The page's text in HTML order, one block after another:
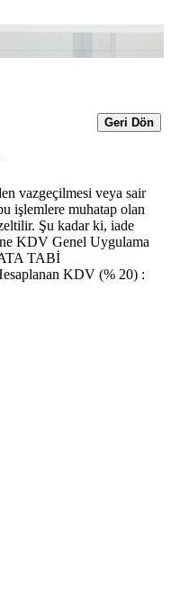
Geri Dön
vazgeçilmesi veya sair
işlemlere muhatap olan
Şu kadar ki, iade
KDV Genel Uygulama
TABİ
KDV (% 20) :